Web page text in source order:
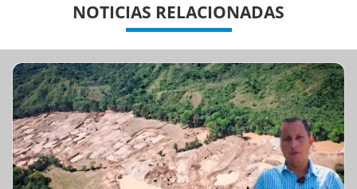
NOTICIAS RELACIONADAS